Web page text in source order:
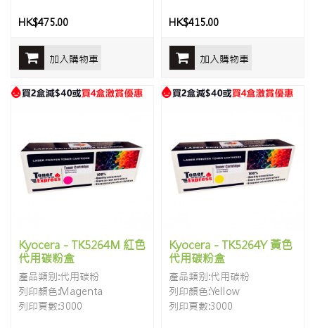
HK$475.00
加入購物車
HK$415.00
加入購物車
Kyocera - TK5264M 紅色
代用碳粉盒
產品類别:代用碳粉
列印顏色:Magenta
列印頁數:3000
Kyocera - TK5264Y 黃色
代用碳粉盒
產品類别:代用碳粉
列印顏色:Yellow
列印頁數:3000